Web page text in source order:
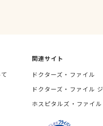
関連サイト
ドクターズ・ファイル
ドクターズ・ファイル
ホスピタルズ・ファイル